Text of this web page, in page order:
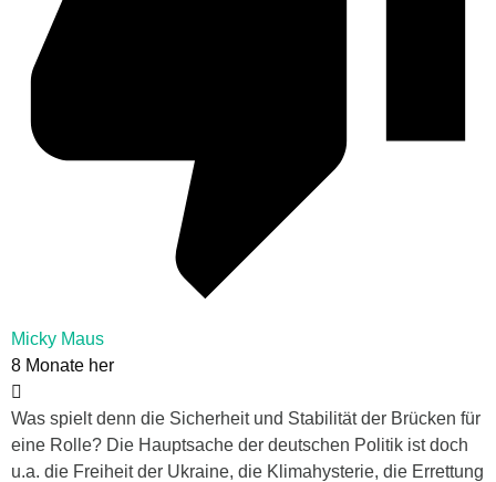
Micky Maus
8 Monate her
Was spielt denn die Sicherheit und Stabilität der Brücken für
eine Rolle? Die Hauptsache der deutschen Politik ist doch
u.a. die Freiheit der Ukraine, die Klimahysterie, die Errettung